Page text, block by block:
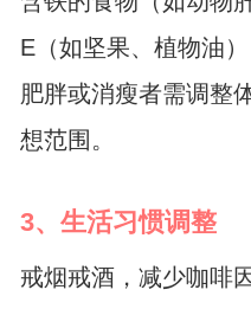
E（如坚果、植物油
肥胖或消瘦者需调整
想范围。
3、生活习惯调整
戒烟戒酒，减少咖啡